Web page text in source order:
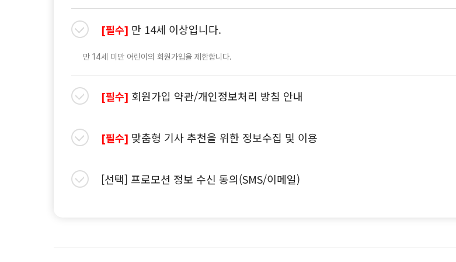
[필수] 만 14세 이상입니다.
만 14세 미만 어린이의 회원가입을 제한합니다.
[필수] 회원가입 약관/개인정보처리 방침 안내
[필수] 맞춤형 기사 추천을 위한 정보수집 및 이용
[선택] 프로모션 정보 수신 동의(SMS/이메일)